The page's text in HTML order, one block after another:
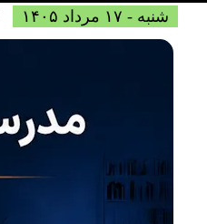
شنبه - ۱۷ مرداد ۱۴۰۵